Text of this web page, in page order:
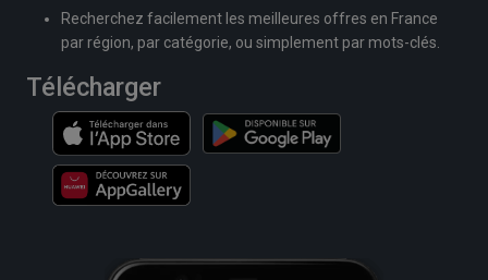
Recherchez facilement les meilleures offres en France
par région, par catégorie, ou simplement par mots-clés.
Télécharger